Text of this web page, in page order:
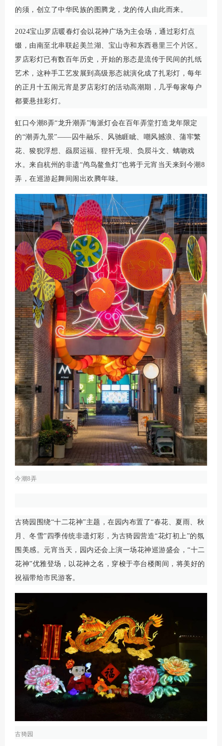
的须，创立了中华民族的图腾龙，龙的传人由此而来。
2024宝山罗店暖春灯会以花神广场为主会场，通过彩灯点
缀，由南至北串联起美兰湖、宝山寺和东西巷里三个片区。
罗店彩灯已有数百年历史，开始的形态是流传于民间的扎纸
艺术，这种手工艺发展到高级形态就演化成了扎彩灯，每年
的正月十五闹元宵是罗店彩灯的活动高潮期，几乎每家每户
都要悬挂彩灯。
虹口今潮8弄“龙升潮弄”海派灯会在百年弄堂打造龙年限定
的“潮弄九景”——囚牛融乐、风驰睚眦、嘲风撼浪、蒲牢繁
花、狻猊浮想、赑屃运福、狴犴无垠、负屃斗文、螭吻戏
水。来自杭州的非遗“鸬鸟鳌鱼灯”也将于元宵当天来到今潮8
弄，在巡游起舞间闹出欢腾年味。
今潮8弄
古猗园围绕“十二花神”主题，在园内布置了“春花、夏雨、秋
月、冬雪”四季传统非遗灯彩，为古猗园营造“花灯初上”的氛
围美感。元宵当天，园内还会上演一场花神巡游盛会，“十二
花神”优雅登场，以花神之名，穿梭于亭台楼阁间，将美好的
祝福带给市民游客。
古猗园